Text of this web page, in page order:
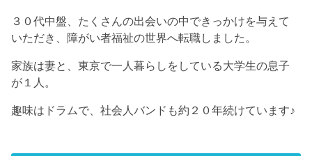
３０代中盤、たくさんの出会いの中できっかけを与えて
いただき、障がい者福祉の世界へ転職しました。
家族は妻と、東京で一人暮らしをしている大学生の息子
が１人。
趣味はドラムで、社会人バンドも約２０年続けています♪